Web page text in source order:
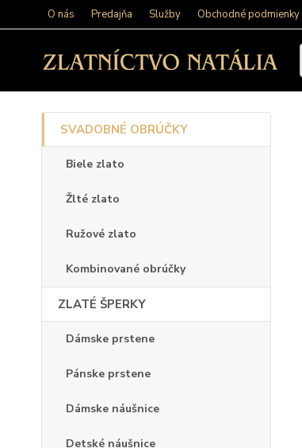
O nás Predajňa Služby Obchodné podmienky
SVADOBNÉ OBRÚČKY
Biele zlato
Žlté zlato
Ružové zlato
Kombinované obrúčky
ZLATÉ ŠPERKY
Dámske prstene
Pánske prstene
Dámske náušnice
Detské náušnice